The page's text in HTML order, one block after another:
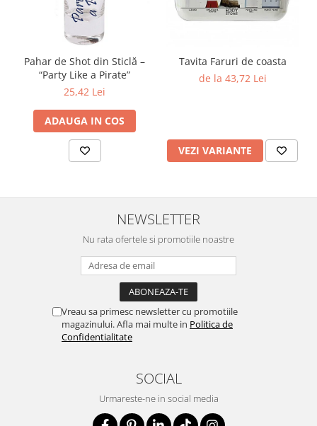
Pahar de Shot din Sticlă –
“Party Like a Pirate”
25,42 Lei
ADAUGA IN COS
Tavita Faruri de coasta
de la 43,72 Lei
VEZI VARIANTE
NEWSLETTER
Nu rata ofertele si promotiile noastre
Vreau sa primesc newsletter cu promotiile
magazinului. Afla mai multe in Politica de
Confidentialitate
SOCIAL
Urmareste-ne in social media